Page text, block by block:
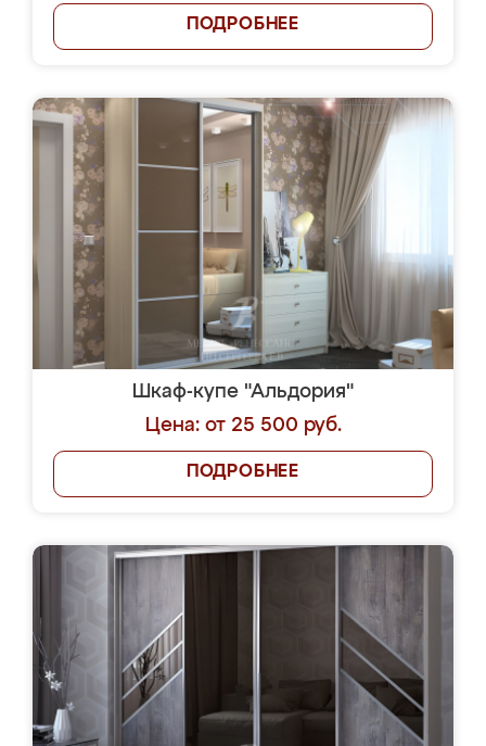
ПОДРОБНЕЕ
Шкаф-купе "Альдория"
Цена: от 25 500 руб.
ПОДРОБНЕЕ